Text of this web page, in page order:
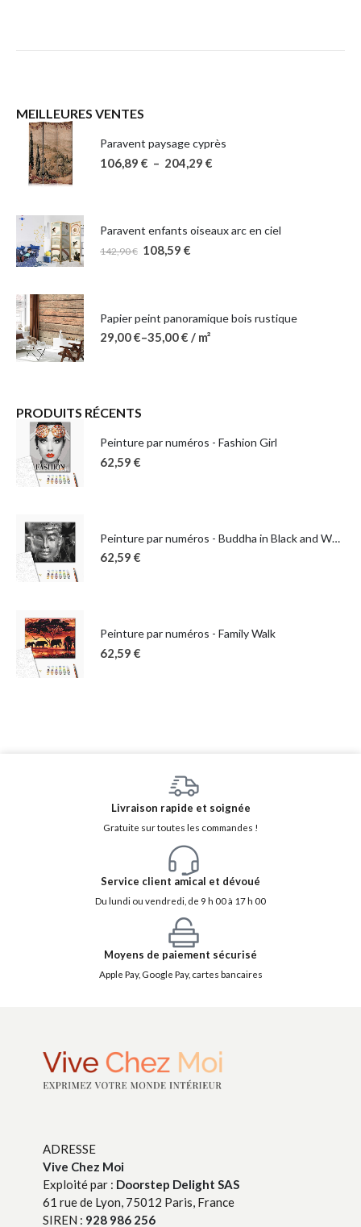
MEILLEURES VENTES
Paravent paysage cyprès
106,89 € – 204,29 €
Paravent enfants oiseaux arc en ciel
142,90€ 108,59 €
Papier peint panoramique bois rustique
29,00€–35,00€ / m²
PRODUITS RÉCENTS
Peinture par numéros - Fashion Girl
62,59 €
Peinture par numéros - Buddha in Black and White
62,59 €
Peinture par numéros - Family Walk
62,59 €
Livraison rapide et soignée
Gratuite sur toutes les commandes !
Service client amical et dévoué
Du lundi ou vendredi, de 9 h 00 à 17 h 00
Moyens de paiement sécurisé
Apple Pay, Google Pay, cartes bancaires
ADRESSE
Vive Chez Moi
Exploité par : Doorstep Delight SAS
61 rue de Lyon, 75012 Paris, France
SIREN : 928 986 256